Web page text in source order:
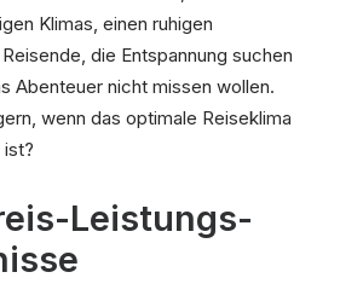
Klimas, einen ruhigen
die Entspannung suchen
Abenteuer nicht missen wollen.
wenn das optimale Reiseklima
ist?
Leistungs-